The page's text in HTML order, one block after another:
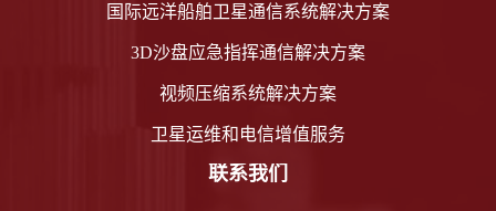
国际远洋船舶卫星通信系统解决方案
3D沙盘应急指挥通信解决方案
视频压缩系统解决方案
卫星运维和电信增值服务
联系我们